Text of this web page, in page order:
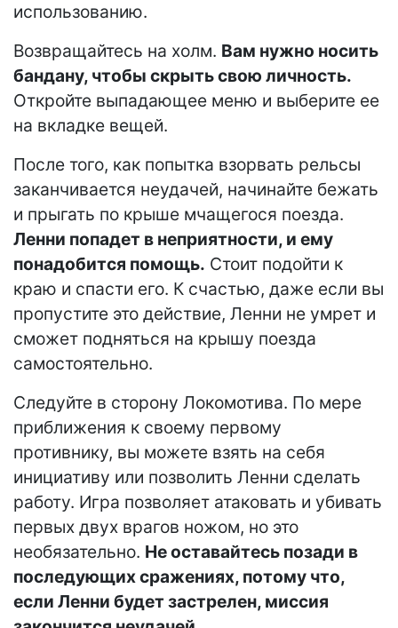
использованию.
Возвращайтесь на холм. Вам нужно носить
бандану, чтобы скрыть свою личность.
Откройте выпадающее меню и выберите ее
на вкладке вещей.
После того, как попытка взорвать рельсы
заканчивается неудачей, начинайте бежать
и прыгать по крыше мчащегося поезда.
Ленни попадет в неприятности, и ему
понадобится помощь. Стоит подойти к
краю и спасти его. К счастью, даже если вы
пропустите это действие, Ленни не умрет и
сможет подняться на крышу поезда
самостоятельно.
Следуйте в сторону Локомотива. По мере
приближения к своему первому
противнику, вы можете взять на себя
инициативу или позволить Ленни сделать
работу. Игра позволяет атаковать и убивать
первых двух врагов ножом, но это
необязательно. Не оставайтесь позади в
последующих сражениях, потому что,
если Ленни будет застрелен, миссия